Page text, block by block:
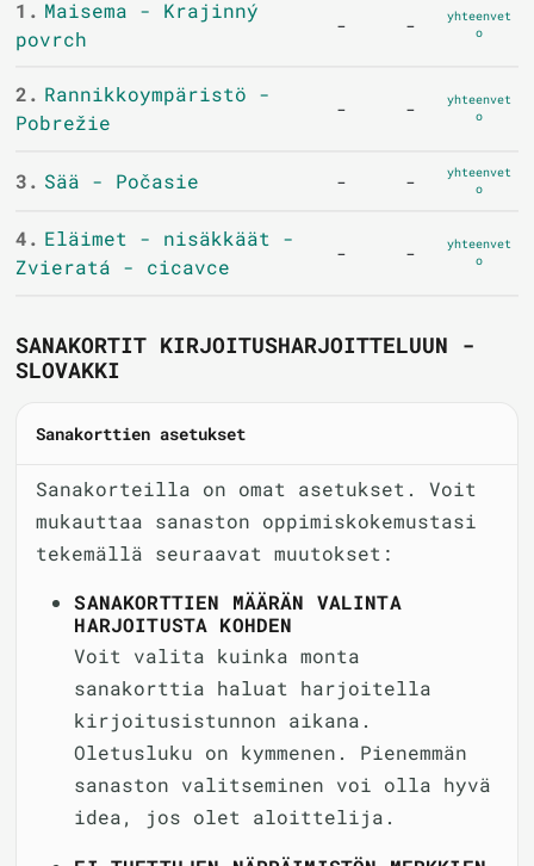
1. Maisema - Krajinný
povrch
- -
yhteenvet
o
2. Rannikkoympäristö -
Pobrežie
- -
yhteenvet
o
3. Sää - Počasie - -
yhteenvet
o
4. Eläimet - nisäkkäät -
Zvieratá - cicavce
- -
yhteenvet
o
SANAKORTIT KIRJOITUSHARJOITTELUUN -
SLOVAKKI
Sanakorttien asetukset
Sanakorteilla on omat asetukset. Voit
mukauttaa sanaston oppimiskokemustasi
tekemällä seuraavat muutokset:
SANAKORTTIEN MÄÄRÄN VALINTA
HARJOITUSTA KOHDEN
Voit valita kuinka monta
sanakorttia haluat harjoitella
kirjoitusistunnon aikana.
Oletusluku on kymmenen. Pienemmän
sanaston valitseminen voi olla hyvä
idea, jos olet aloittelija.